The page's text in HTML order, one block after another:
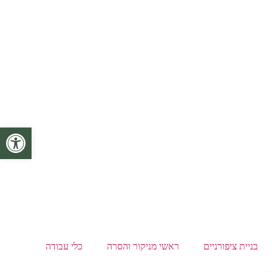
בניית ציפורניים ראשי מניקור והסרה כלי עבודה
פתח